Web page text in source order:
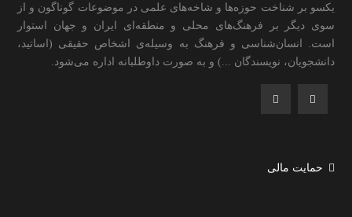
یکسو بر شناخت حوزه‌ها و شاخه‌های علمی در موضوعات گوناگون و از
سوی دیگر بر فرهنگ‌های محلی و منطقه‌ای ایران و جهان استوار
است. انسان‌شناسی و فرهنگ به وسیله‌ی اشخاص حقیقی (اساتید،
دانشجویان، نویسندگان ...) و به صورت داوطلبانه اداره می‌شود.
حمایت مالی